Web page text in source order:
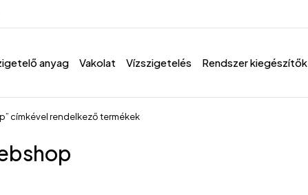
anyag Vakolat Vízszigetelés Rendszer kiegészítők
címkével rendelkező termékek